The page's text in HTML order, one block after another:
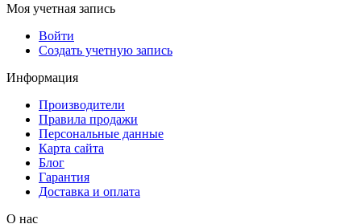
Моя учетная запись
Войти
Создать учетную запись
Информация
Производители
Правила продажи
Персональные данные
Карта сайта
Блог
Гарантия
Доставка и оплата
О нас